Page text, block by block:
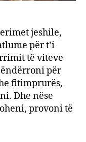
jeshile,
për t’i
të viteve
ëndërroni për
fitimprurës,
Dhe nëse
provoni të